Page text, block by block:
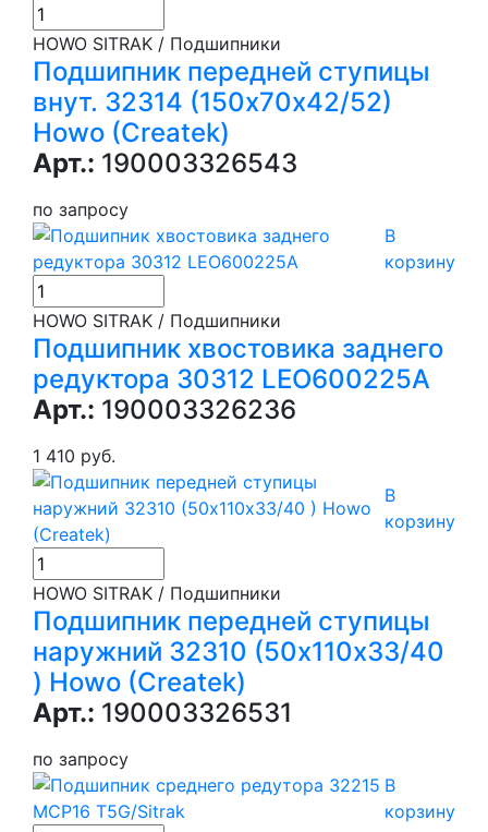
HOWO SITRAK / Подшипники
Подшипник передней ступицы
внут. 32314 (150х70х42/52)
Howo (Createk)
Арт.: 190003326543
по запросу
В
корзину
HOWO SITRAK / Подшипники
Подшипник хвостовика заднего
редуктора 30312 LEO600225A
Арт.: 190003326236
1 410 руб.
В
корзину
HOWO SITRAK / Подшипники
Подшипник передней ступицы
наружний 32310 (50х110х33/40
) Howo (Createk)
Арт.: 190003326531
по запросу
В
корзину